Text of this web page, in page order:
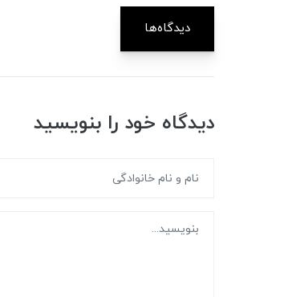
دیدگاه‌ها
دیدگاه خود را بنویسید